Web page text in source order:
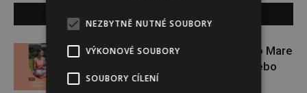
SOUVISEJÍCÍ ČLÁNKY
Zapojte se do letní soutěže s Rio Mare
a vyhrajte iWatch Series 11 nebo
NEZBYTNĚ NUTNÉ SOUBORY
VÝKONOVÉ SOUBORY
SOUBORY CÍLENÍ